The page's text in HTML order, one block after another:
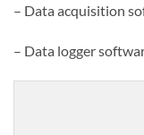
– Data acquisition
– Data logger